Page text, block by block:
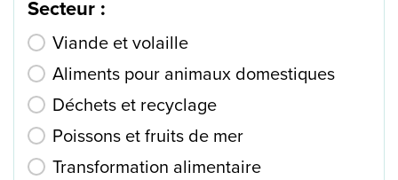
Secteur :
Product Industry
Viande et volaille
Aliments pour animaux domestiques
Déchets et recyclage
Poissons et fruits de mer
Transformation alimentaire